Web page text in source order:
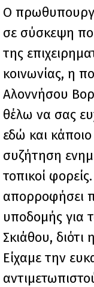
Ο
σε σύσκεψη
της
κοινωνίας, η
Αλοννήσου
θέλω να σας
εδώ και
συζήτηση
τοπικοί
απορροφήσει
υποδομής για
Σκιάθου,
Είχαμε την